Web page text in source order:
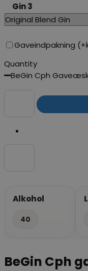
Gin 3
Gaveindpakning (+
Quantity
BeGin Cph
Alkohol
40
BeGin Cph